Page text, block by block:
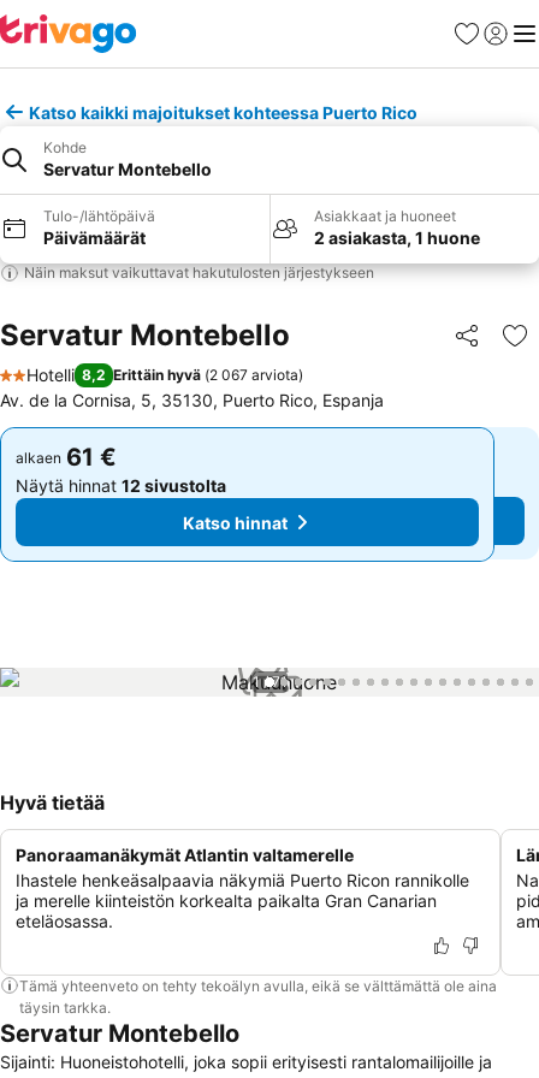
Suosikit
Katso kaikki majoitukset kohteessa Puerto Rico
Kohde
Servatur Montebello
Tulo-/lähtöpäivä
Päivämäärät
Asiakkaat ja huoneet
2 asiakasta, 1 huone
Näin maksut vaikuttavat hakutulosten järjestykseen
Servatur Montebello Jaa
2 Tähtiluokitus
Hotelli 8,2 Erittäin hyvä (2 067 arviota)
Av. de la Cornisa, 5, 35130, Puerto Rico, Espanja
alkaen 61 €
Näytä hinnat 12 sivustolta
Katso hinnat
alkaen 61 €
Näytä hinnat 12 sivustolta
Katso hinnat
1 / 71
Hyvä tietää
Panoraamanäkymät Atlantin valtamerelle
Ihastele henkeäsalpaavia näkymiä Puerto Ricon rannikolle
ja merelle kiinteistön korkealta paikalta Gran Canarian
eteläosassa.
Tämä yhteenveto on tehty tekoälyn avulla, eikä se välttämättä ole aina
täysin tarkka.
Servatur Montebello
Sijainti: Huoneistohotelli, joka sopii erityisesti rantalomailijoille ja